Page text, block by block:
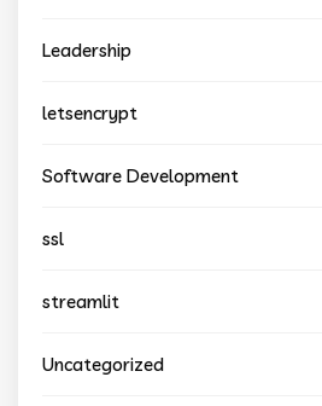
Leadership
letsencrypt
Software Development
ssl
streamlit
Uncategorized